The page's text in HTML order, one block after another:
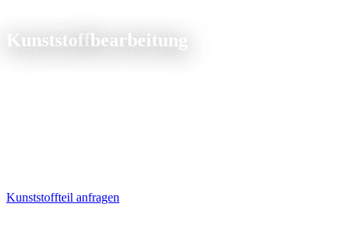
Kunststoffbearbeitung
Kunststoffteil anfragen